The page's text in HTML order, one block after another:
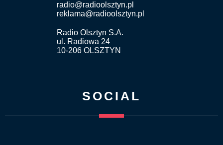
radio@radioolsztyn.pl
reklama@radioolsztyn.pl
Radio Olsztyn S.A.
ul. Radiowa 24
10-206 OLSZTYN
SOCIAL